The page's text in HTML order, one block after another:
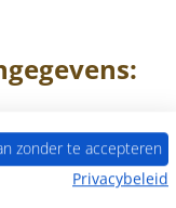
18 mm)
zonder te accepteren
Privacybeleid